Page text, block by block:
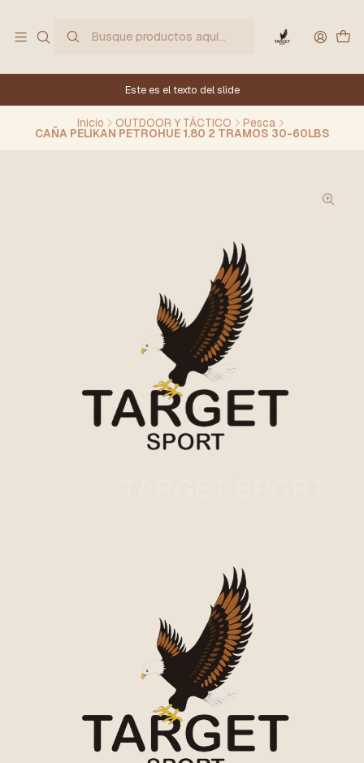
Este es el texto del slide
Inicio OUTDOOR Y TÁCTICO Pesca
CAÑA PELIKAN PETROHUE 1.80 2 TRAMOS 30-60LBS